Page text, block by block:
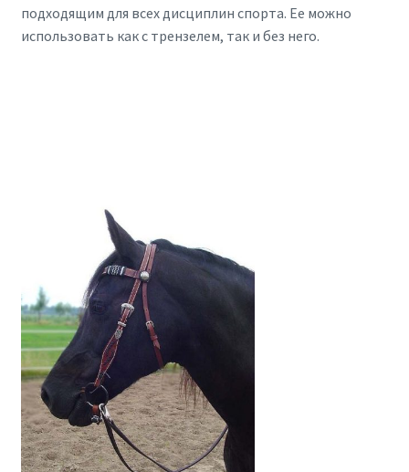
подходящим для всех дисциплин спорта. Ее можно
использовать как с трензелем, так и без него.